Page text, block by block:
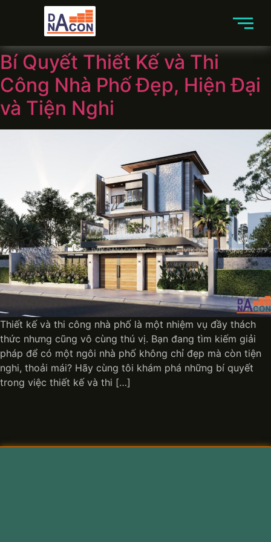
Bí Quyết Thiết Kế và Thi
Công Nhà Phố Đẹp, Hiện Đại
và Tiện Nghi
Thiết kế và thi công nhà phố là một nhiệm vụ đầy thách
thức nhưng cũng vô cùng thú vị. Bạn đang tìm kiếm giải
pháp để có một ngôi nhà phố không chỉ đẹp mà còn tiện
nghi, thoải mái? Hãy cùng tôi khám phá những bí quyết
trong việc thiết kế và thi […]